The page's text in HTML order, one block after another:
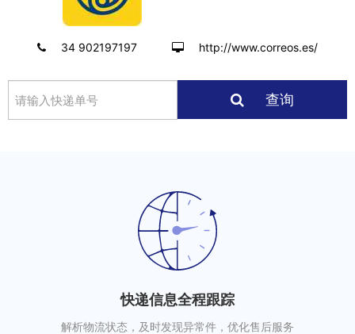
34 902197197 http://www.correos.es/
查询
快递信息全程跟踪
解析物流状态，及时发现异常件，优化售后服务